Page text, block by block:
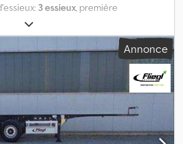
3 essieux , première
, Équipement:
extérieur : * Indicateur de
anti-encastrement rétractable *
techniques : * Essieux BPW
Ackorf * Pneus 385/55 22.5 *
: 1er essieu : 11/11, 2e essieu : 11/11,
pour conteneur 45 pieds HC *
30 pieds * Poids à vide : 3 990 kg *
* Contrôle technique valide
Annonce